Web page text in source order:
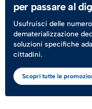
per passare al
Usufruisci delle
dematerializzazione
soluzioni specifiche
cittadini.
Scopri tutte le